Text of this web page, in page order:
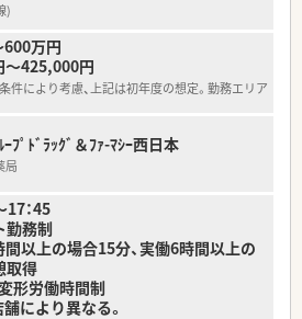
)
万円
～425,000円
件により考慮、上記は初年度の想定。勤務エリア
ﾌﾟﾄﾞﾗｯｸﾞ＆ﾌｧ-ﾏｼｰ西日本
局
：45
勤務制
以上の場合15分、実働6時間以上の
取得
形労働時間制
により異なる。